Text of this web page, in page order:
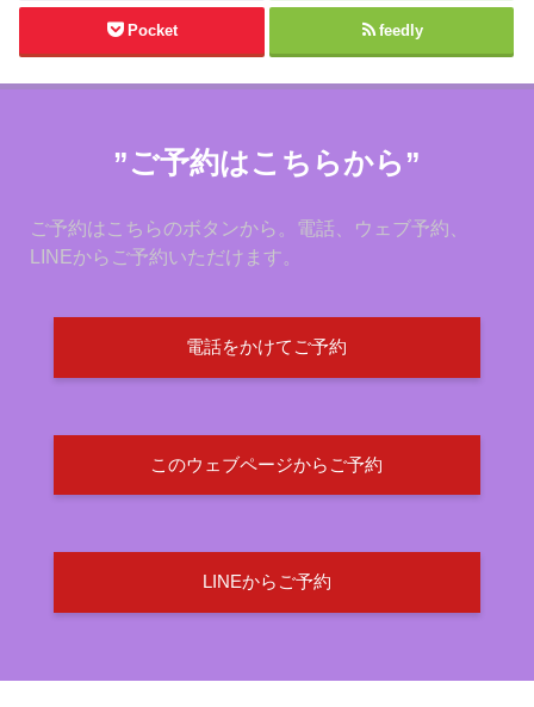
Pocket feedly
”ご予約はこちらから”
ご予約はこちらのボタンから。電話、ウェブ予約、
LINEからご予約いただけます。
電話をかけてご予約
このウェブページからご予約
LINEからご予約